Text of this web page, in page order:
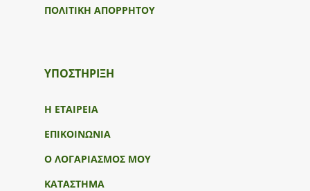
ΠΟΛΙΤΙΚΗ ΑΠΟΡΡΗΤΟΥ
ΥΠΟΣΤΉΡΙΞΗ
Η ΕΤΑΙΡΕΙΑ
ΕΠΙΚΟΙΝΩΝΙΑ
Ο ΛΟΓΑΡΙΑΣΜΟΣ ΜΟΥ
ΚΑΤΑΣΤΗΜΑ